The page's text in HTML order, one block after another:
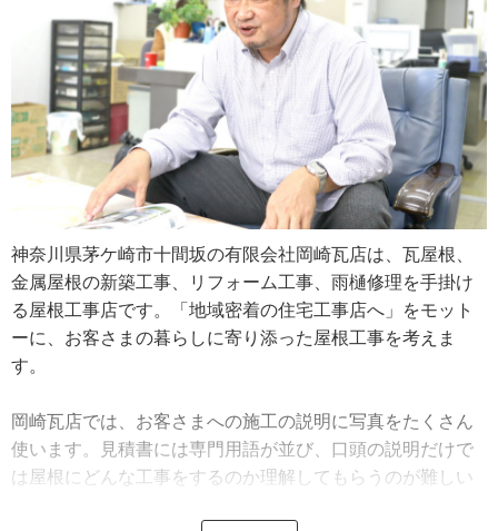
指していました。しかし、湯浅さんが高校生の頃は、国鉄
が民営化へと動き出した時代。１９８２年から数年間は国
鉄の新規の採用自体がなかったため、私鉄会社の採用の競
争率が軒並み上がり、鉄道会社希望者には苦しい時代だっ
たのです。
「私鉄の鉄道会社への入社は、狭き門と言われた時代でし
た。そんな不利な状況下でも夢をあきらめることができ
で職人をやると宣言して就職試験を受けたんですが、思い
は叶いませんでした。大学へ行って４年後にもう１度挑戦
したいと言ったら家族全員から『甘えるな』と言われて、
泣く泣く瓦屋になって現在に至ります」
が経営する湯浅瓦店。初めは重いものを持ち上げる筋力が
無く、常に筋肉痛になっていたそうです。体はきつかった
ものの、もともとものづくりが好きだったこと、そして叔
父さんがとても親身に面倒を見てくれたため、仕事は楽し
神奈川県茅ケ崎市十間坂の有限会社岡崎瓦店は、瓦屋根、
金属屋根の新築工事、リフォーム工事、雨樋修理を手掛け
る屋根工事店です。「地域密着の住宅工事店へ」をモット
ーに、お客さまの暮らしに寄り添った屋根工事を考えま
す。
岡崎瓦店では、お客さまへの施工の説明に写真をたくさん
使います。見積書には専門用語が並び、口頭の説明だけで
は屋根にどんな工事をするのか理解してもらうのが難しい